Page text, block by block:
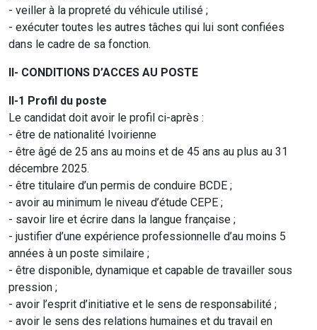
- veiller à la propreté du véhicule utilisé ;
- exécuter toutes les autres tâches qui lui sont confiées
dans le cadre de sa fonction.
II- CONDITIONS D’ACCES AU POSTE
II-1 Profil du poste
Le candidat doit avoir le profil ci-après :
- être de nationalité Ivoirienne
- être âgé de 25 ans au moins et de 45 ans au plus au 31
décembre 2025.
- être titulaire d’un permis de conduire BCDE ;
- avoir au minimum le niveau d’étude CEPE ;
- savoir lire et écrire dans la langue française ;
- justifier d’une expérience professionnelle d’au moins 5
années à un poste similaire ;
- être disponible, dynamique et capable de travailler sous
pression ;
- avoir l’esprit d’initiative et le sens de responsabilité ;
- avoir le sens des relations humaines et du travail en